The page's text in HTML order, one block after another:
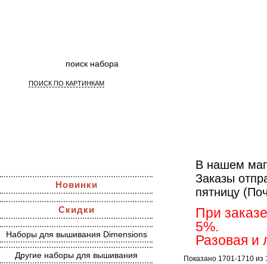
ПОИСК ПО КАРТИНКАМ
Новинки
Скидки
Наборы для вышивания Dimensions
Другие наборы для вышивания
В нашем
Заказы
пятницу
При
5%.
Разовая и
Показано 1701-1710 из